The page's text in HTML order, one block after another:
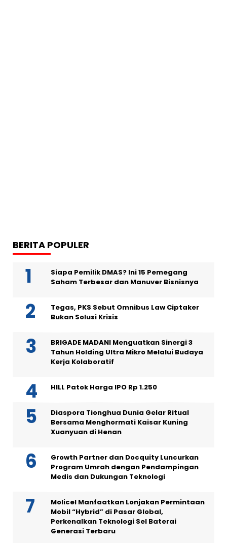
BERITA POPULER
Siapa Pemilik DMAS? Ini 15 Pemegang
Saham Terbesar dan Manuver Bisnisnya
Tegas, PKS Sebut Omnibus Law Ciptaker
Bukan Solusi Krisis
BRIGADE MADANI Menguatkan Sinergi 3
Tahun Holding Ultra Mikro Melalui Budaya
Kerja Kolaboratif
HILL Patok Harga IPO Rp 1.250
Diaspora Tionghua Dunia Gelar Ritual
Bersama Menghormati Kaisar Kuning
Xuanyuan di Henan
Growth Partner dan Docquity Luncurkan
Program Umrah dengan Pendampingan
Medis dan Dukungan Teknologi
Molicel Manfaatkan Lonjakan Permintaan
Mobil “Hybrid” di Pasar Global,
Perkenalkan Teknologi Sel Baterai
Generasi Terbaru